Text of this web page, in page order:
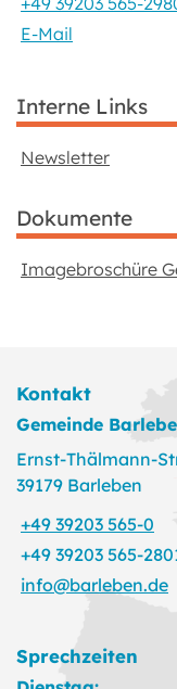
E-Mail
Interne Links
Newsletter
Dokumente
Imagebroschüre
Kontakt
Gemeinde
Ernst-Thälmann-
39179 Barleben
+49 39203 565-0
+49 39203 565-
info@barleben.de
Sprechzeiten